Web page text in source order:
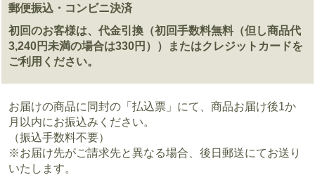
郵便振込・コンビニ決済
初回のお客様は、代金引換（初回手数料無料（但し商品代
3,240円未満の場合は330円））またはクレジットカードを
ご利用ください。
お届けの商品に同封の「払込票」にて、商品お届け後1か
月以内にお振込みください。
（振込手数料不要）
※お届け先がご請求先と異なる場合、後日郵送にてお送り
いたします。